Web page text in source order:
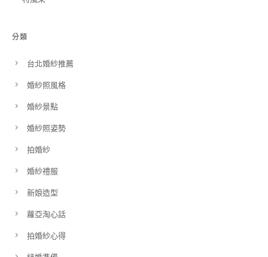
分類
台北婚紗推薦
婚紗照風格
婚紗景點
婚紗照姿勢
拍婚紗
婚紗禮服
新娘造型
蘿亞淘心話
拍婚紗心得